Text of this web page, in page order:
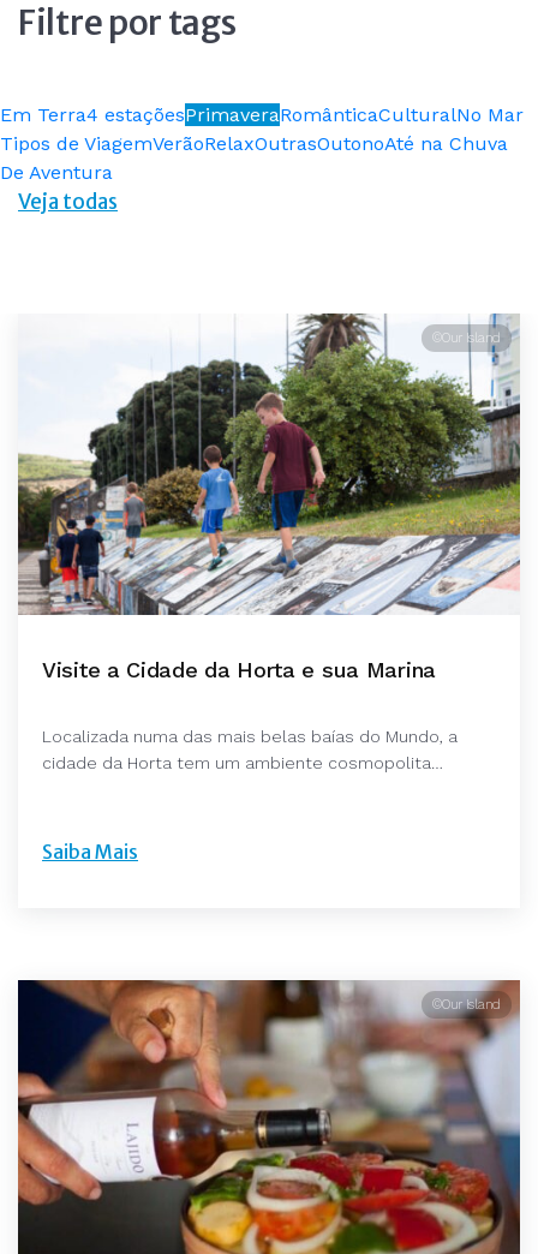
Filtre por tags
Em Terra4 estaçõesPrimaveraRomânticaCulturalNo Mar
Tipos de ViagemVerãoRelaxOutrasOutonoAté na Chuva
De Aventura
Veja todas
©Our Island
Visite a Cidade da Horta e sua Marina
Localizada numa das mais belas baías do Mundo, a
cidade da Horta tem um ambiente cosmopolita…
Saiba Mais
©Our Island